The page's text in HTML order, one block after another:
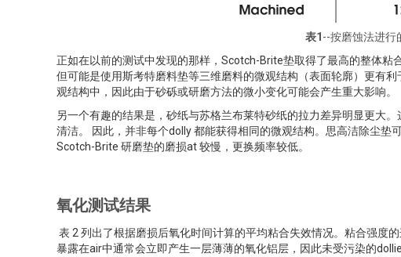
表1 --按磨蚀法进行
正如在以前的测试中发现的那样，Scotch-Brite垫取得了最高的整体粘
但可能是使用斯考特磨料垫等三维磨料的微观结构（表面轮廓）更有
观结构中，因此由于砂砾或研磨方法的微小变化可能会产生重大影响。
另一个有趣的结果是，砂纸与苏格兰布莱特砂纸的拉力差异明显更大
清洁。 因此，并非每个dolly 都能获得相同的微观结构。思高洁除尘垫
Scotch-Brite 研磨垫的磨损at 较慢，更换频率较低。
氧化测试结果
表 2 列出了根据磨损后氧化时间计算的平均粘合失效情况。粘合强度
暴露在air中通常会立即产生一层薄薄的氧化铝层，因此未受污染的